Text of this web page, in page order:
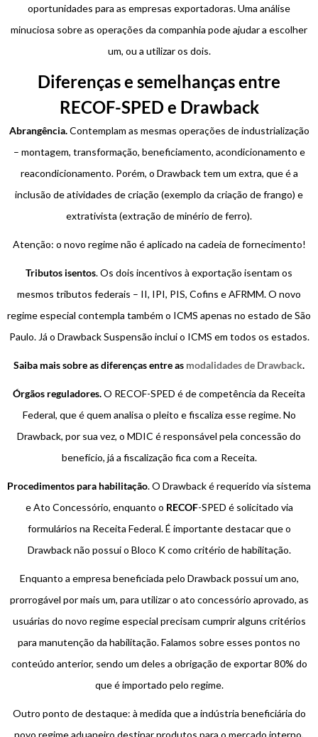
oportunidades para as empresas exportadoras. Uma análise
minuciosa sobre as operações da companhia pode ajudar a escolher
um, ou a utilizar os dois.
Diferenças e semelhanças entre
RECOF-SPED e Drawback
Abrangência.Contemplam as mesmas operações de industrialização
– montagem, transformação, beneficiamento, acondicionamento e
reacondicionamento. Porém, o Drawback tem um extra, que é a
inclusão de atividades de criação (exemplo da criação de frango) e
extrativista (extração de minério de ferro).
Atenção: o novo regime não é aplicado na cadeia de fornecimento!
Tributos isentos. Os dois incentivos à exportação isentam os
mesmos tributos federais – II, IPI, PIS, Cofins e AFRMM. O novo
regime especial contempla também o ICMS apenas no estado de São
Paulo. Já o Drawback Suspensão inclui o ICMS em todos os estados.
Saiba mais sobre as diferenças entre as modalidades de Drawback.
Órgãos reguladores.O RECOF-SPED é de competência da Receita
Federal, que é quem analisa o pleito e fiscaliza esse regime. No
Drawback, por sua vez, o MDIC é responsável pela concessão do
benefício, já a fiscalização fica com a Receita.
Procedimentos para habilitação. O Drawback é requerido via sistema
e Ato Concessório, enquanto o RECOF-SPED é solicitado via
formulários na Receita Federal. É importante destacar que o
Drawback não possui o Bloco K como critério de habilitação.
Enquanto a empresa beneficiada pelo Drawback possui um ano,
prorrogável por mais um, para utilizar o ato concessório aprovado, as
usuárias do novo regime especial precisam cumprir alguns critérios
para manutenção da habilitação. Falamos sobre esses pontos no
conteúdo anterior, sendo um deles a obrigação de exportar 80% do
que é importado pelo regime.
Outro ponto de destaque: à medida que a indústria beneficiária do
novo regime aduaneiro destinar produtos para o mercado interno,